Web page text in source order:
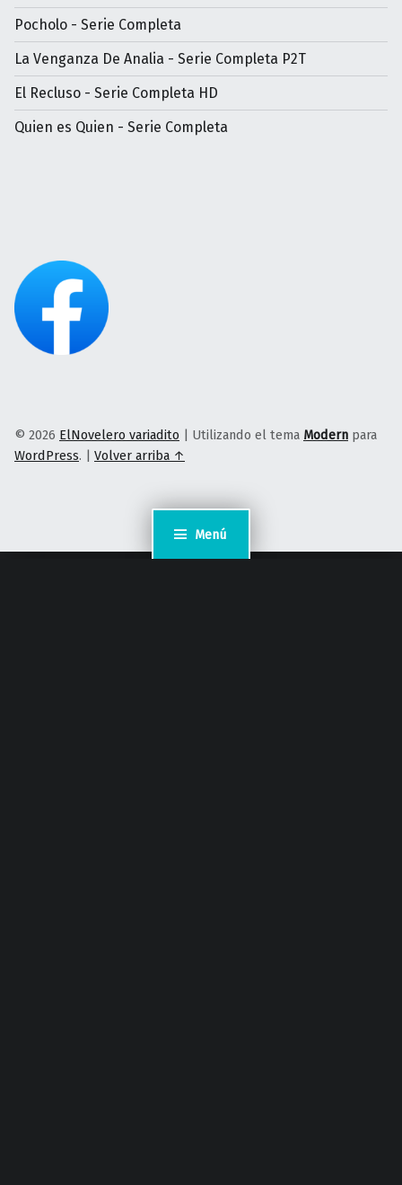
Menú
Pocholo - Serie Completa
La Venganza De Analia - Serie Completa P2T
El Recluso - Serie Completa HD
Quien es Quien - Serie Completa
© 2026 ElNovelero variadito | Utilizando el tema Modern para
WordPress. | Volver arriba ↑